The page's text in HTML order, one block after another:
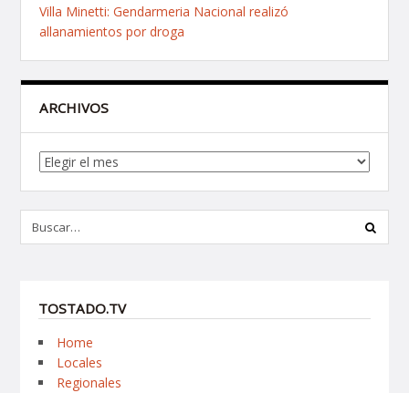
Villa Minetti: Gendarmeria Nacional realizó
allanamientos por droga
ARCHIVOS
Archivos
TOSTADO.TV
Home
Locales
Regionales